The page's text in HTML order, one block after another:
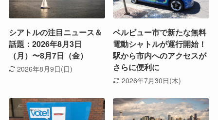
シアトルの注目ニュース＆
話題：2026年8月3日
（月）〜8月7日（金）
2026年8月9日(日)
ベルビュー市で新たな無料
電動シャトルが運行開始！
駅から市内へのアクセスが
さらに便利に
2026年7月30日(木)